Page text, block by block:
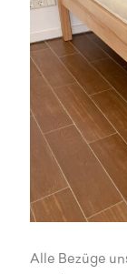
Alle Bezüge